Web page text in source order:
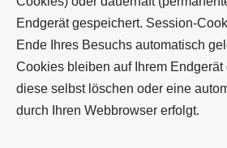
Endgerät gespeichert. Session-
Ende Ihres Besuchs automatisch
Cookies bleiben auf Ihrem
diese selbst löschen oder eine
durch Ihren Webbrowser erfolgt.